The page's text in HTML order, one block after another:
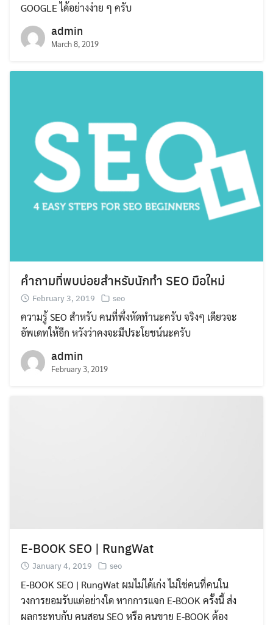
for:
GOOGLE ได้อย่างง่าย ๆ ครับ
admin
March 8, 2019
คำถามที่พบบ่อยสำหรับนักทำ SEO มือใหม่
February 3, 2019 seo
ความรู้ SEO สำหรับ คนที่พึ่งหัดทำนะครับ จริงๆ เดียวจะ
อัพเดทให้อีก หวังว่าคงจะมีประโยชน์นะครับ
admin
February 3, 2019
E-BOOK SEO | RungWat
January 4, 2019 seo
E-BOOK SEO | RungWat ผมไม่ได้เก่ง ไม่ใช่คนที่คนใน
วงการยอมรับแต่อย่างใด หากการแจก E-BOOK ครั้งนี้ ส่ง
ผลกระทบกับ คนสอน SEO หรือ คนขาย E-BOOK ต้อง